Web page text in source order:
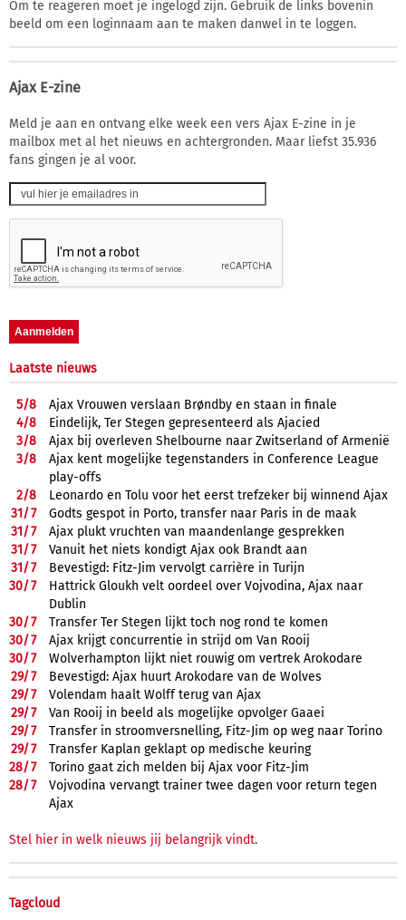
Om te reageren moet je ingelogd zijn. Gebruik de links bovenin
beeld om een loginnaam aan te maken danwel in te loggen.
Ajax E-zine
Meld je aan en ontvang elke week een vers Ajax E-zine in je
mailbox met al het nieuws en achtergronden. Maar liefst 35.936
fans gingen je al voor.
Laatste nieuws
5/8
Ajax Vrouwen verslaan Brøndby en staan in finale
4/8
Eindelijk, Ter Stegen gepresenteerd als Ajacied
3/8
Ajax bij overleven Shelbourne naar Zwitserland of Armenië
3/8
Ajax kent mogelijke tegenstanders in Conference League
play-offs
2/8
Leonardo en Tolu voor het eerst trefzeker bij winnend Ajax
31/7
Godts gespot in Porto, transfer naar Paris in de maak
31/7
Ajax plukt vruchten van maandenlange gesprekken
31/7
Vanuit het niets kondigt Ajax ook Brandt aan
31/7
Bevestigd: Fitz-Jim vervolgt carrière in Turijn
30/7
Hattrick Gloukh velt oordeel over Vojvodina, Ajax naar
Dublin
30/7
Transfer Ter Stegen lijkt toch nog rond te komen
30/7
Ajax krijgt concurrentie in strijd om Van Rooij
30/7
Wolverhampton lijkt niet rouwig om vertrek Arokodare
29/7
Bevestigd: Ajax huurt Arokodare van de Wolves
29/7
Volendam haalt Wolff terug van Ajax
29/7
Van Rooij in beeld als mogelijke opvolger Gaaei
29/7
Transfer in stroomversnelling, Fitz-Jim op weg naar Torino
29/7
Transfer Kaplan geklapt op medische keuring
28/7
Torino gaat zich melden bij Ajax voor Fitz-Jim
28/7
Vojvodina vervangt trainer twee dagen voor return tegen
Ajax
Stel hier in welk nieuws jij belangrijk vindt.
Tagcloud